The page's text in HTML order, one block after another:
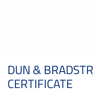
DUN &
CERTIFICATE